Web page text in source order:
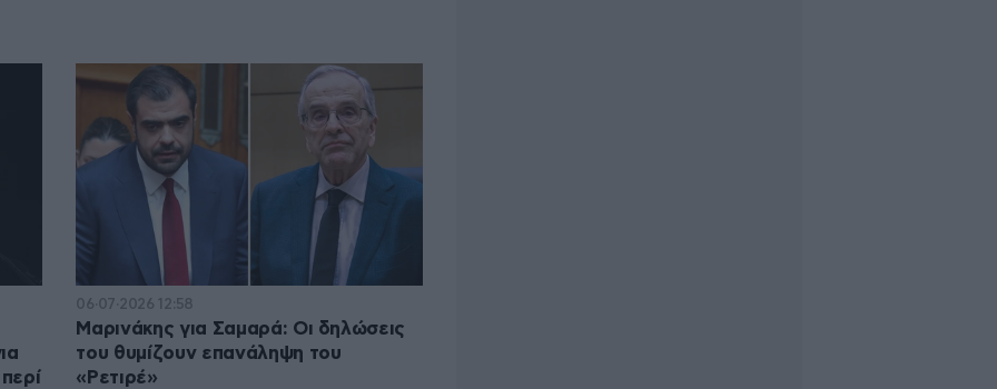
06·07·2026 12:58
Μαρινάκης για Σαμαρά: Οι δηλώσεις
του θυμίζουν επανάληψη του
«Ρετιρέ»